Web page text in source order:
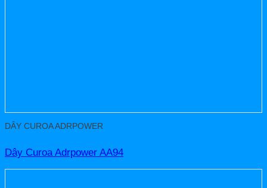
DÂY CUROA ADRPOWER
Dây Curoa Adrpower AA94